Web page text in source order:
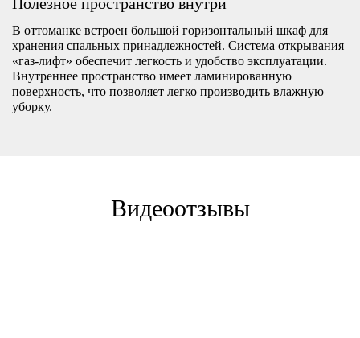
В оттоманке встроен большой горизонтальный шкаф для
хранения спальных принадлежностей. Система открывания
«газ-лифт» обеспечит легкость и удобство эксплуатации.
Внутреннее пространство имеет ламинированную
поверхность, что позволяет легко производить влажную
уборку.
Видеоотзывы